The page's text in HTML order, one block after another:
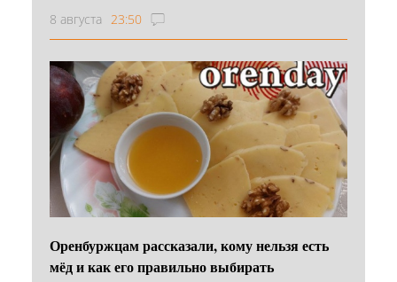
8 августа 23:50
Оренбуржцам рассказали, кому нельзя есть
мёд и как его правильно выбирать